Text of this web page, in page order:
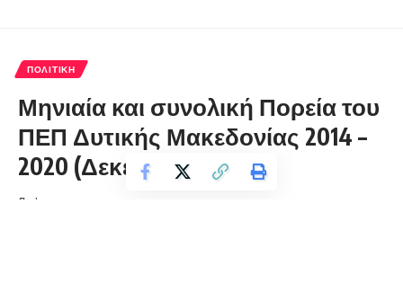
ΠΟΛΙΤΙΚΉ
Μηνιαία και συνολική Πορεία του
ΠΕΠ Δυτικής Μακεδονίας 2014 –
2020 (Δεκέμβριος 2020)
florinapress.gr